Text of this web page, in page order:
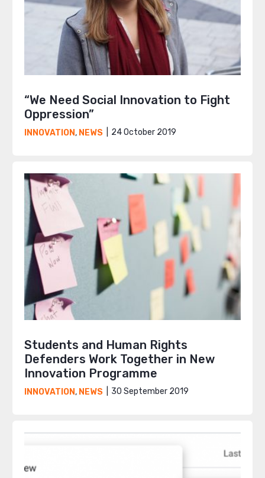
“We Need Social Innovation to Fight
Oppression”
INNOVATION, NEWS 24 October 2019
Students and Human Rights
Defenders Work Together in New
Innovation Programme
INNOVATION, NEWS 30 September 2019